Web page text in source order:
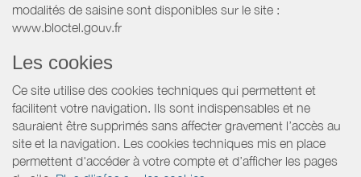
modalités de saisine sont disponibles sur le site :
www.bloctel.gouv.fr
Les cookies
Ce site utilise des cookies techniques qui permettent et
facilitent votre navigation. Ils sont indispensables et ne
sauraient être supprimés sans affecter gravement l’accès au
site et la navigation. Les cookies techniques mis en place
permettent d'accéder à votre compte et d’afficher les pages